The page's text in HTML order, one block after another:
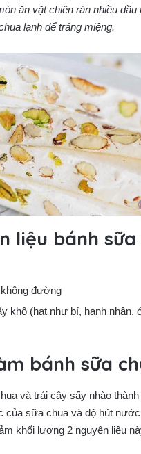
ăn vặt chiên rán nhiều dầu
lạnh để tráng miệng.
liệu bánh sữa
đường
khô (hạt như bí, hạnh nhân,
bánh sữa
và trái cây sấy nhào thành
của sữa chua và độ hút
khối lượng 2 nguyên liệu